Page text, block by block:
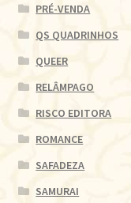
PRÉ-VENDA
QS QUADRINHOS
QUEER
RELÂMPAGO
RISCO EDITORA
ROMANCE
SAFADEZA
SAMURAI